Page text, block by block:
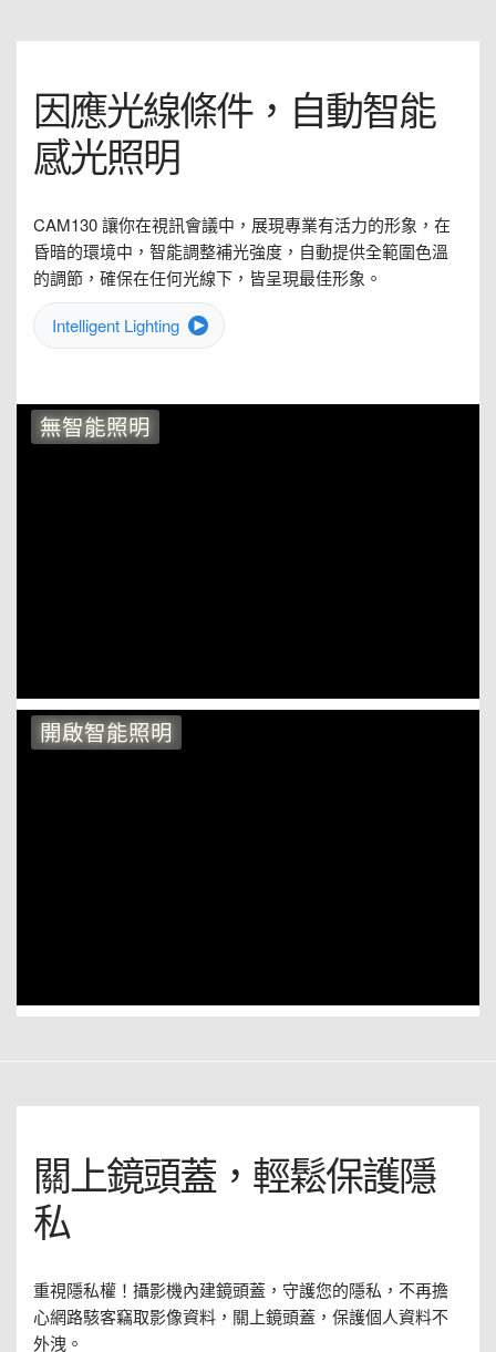
因應光線條件，自動智能
感光照明
CAM130 讓你在視訊會議中，展現專業有活力的形象，在
昏暗的環境中，智能調整補光強度，自動提供全範圍色溫
的調節，確保在任何光線下，皆呈現最佳形象。
Intelligent Lighting
無智能照明
開啟智能照明
關上鏡頭蓋，輕鬆保護隱
私
重視隱私權！攝影機內建鏡頭蓋，守護您的隱私，不再擔
心網路駭客竊取影像資料，關上鏡頭蓋，保護個人資料不
外洩。